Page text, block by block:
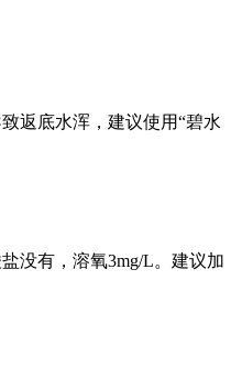
返底水浑，建议使用“碧水
没有，溶氧3mg/L。建议加